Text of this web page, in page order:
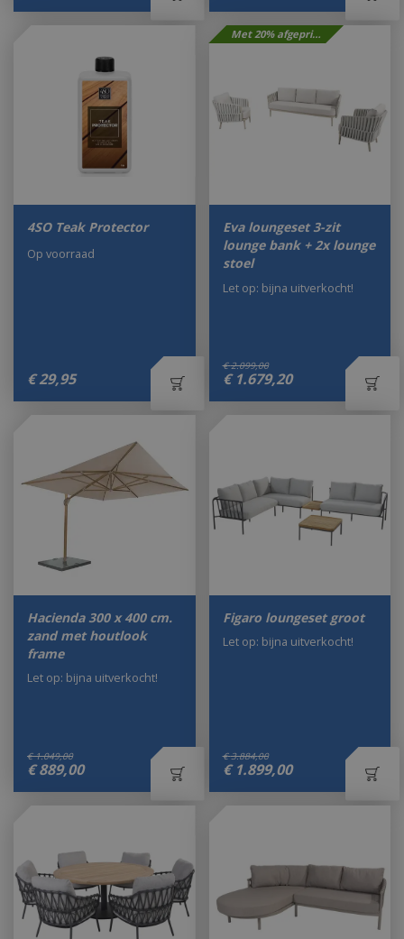
4SO Teak Protector
€29,95
Op voorraad
Met 20% afgeprijsd
Eva loungeset 3-zit
lounge bank + 2x lounge
stoel
€ 2.099,00
€ 1.679,20
Let op: bijna uitverkocht!
Hacienda 300 x 400 cm.
zand met houtlook
frame
€ 1.049,00
€ 889,00
Let op: bijna uitverkocht!
Figaro loungeset groot
€ 3.884,00
€ 1.899,00
Let op: bijna uitverkocht!